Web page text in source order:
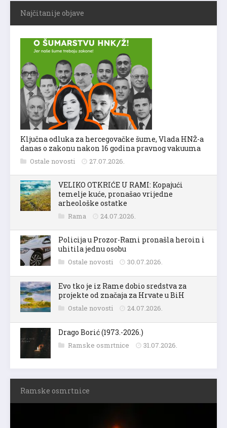
Najčitanije objave
Ključna odluka za hercegovačke šume, Vlada HNŽ-a
danas o zakonu nakon 16 godina pravnog vakuuma
Ostale novosti 27.07.2026.
VELIKO OTKRIĆE U RAMI: Kopajući
temelje kuće, pronašao vrijedne
arheološke ostatke
Rama 24.07.2026.
Policija u Prozor-Rami pronašla heroin i
uhitila jednu osobu
Ostale novosti 30.07.2026.
Evo tko je iz Rame dobio sredstva za
projekte od značaja za Hrvate u BiH
Ostale novosti 24.07.2026.
Drago Borić (1973.-2026.)
Ramske osmrtnice 31.07.2026.
Ramske osmrtnice